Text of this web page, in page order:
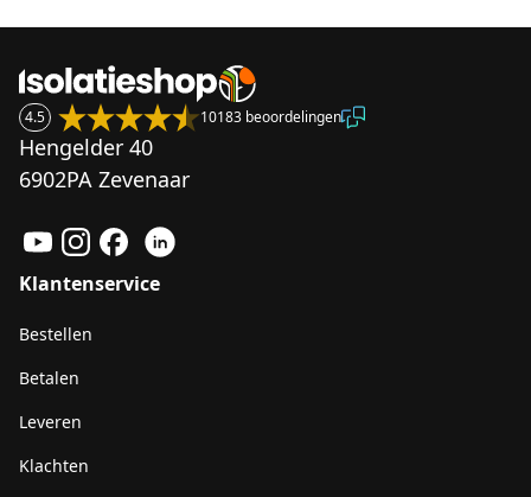
4.5 10183 beoordelingen
Hengelder 40
6902PA Zevenaar
Klantenservice
Bestellen
Betalen
Leveren
Klachten